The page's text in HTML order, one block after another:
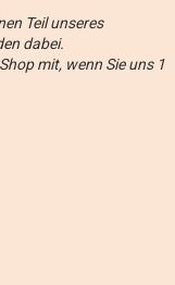
Teil unseres
dabei.
mit, wenn Sie uns 1